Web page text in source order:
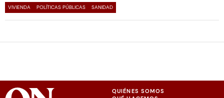
VIVIENDA POLÍTICAS PÚBLICAS SANIDAD
QUIÉNES SOMOS